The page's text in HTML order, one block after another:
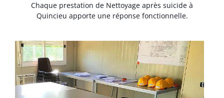
Chaque prestation de Nettoyage après suicide à
Quincieu apporte une réponse fonctionnelle.